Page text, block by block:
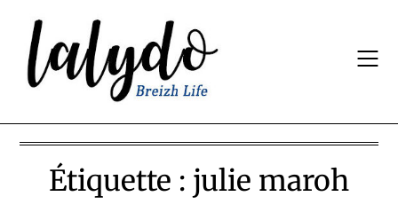
content
Étiquette : julie maroh